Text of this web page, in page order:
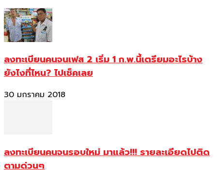
ลงทะเบียนคนจนเฟส 2 เริ่ม 1 ก.พ.นี้เตรียมอะไรบ้าง
ยังไงที่ไหน? ไปเช็คเลย
30 มกราคม 2018
ลงทะเบียนคนจนรอบใหม่ มาแล้ว!!! รายละเอียดไปติด
ตามด่วนๆ